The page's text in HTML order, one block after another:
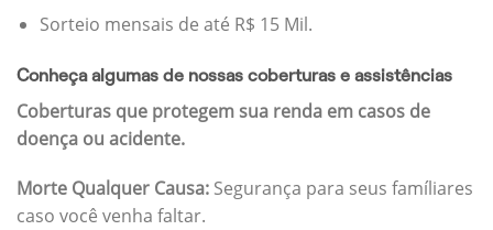
Sorteio mensais de até R$ 15 Mil.
Conheça algumas de nossas coberturas e assistências
Coberturas que protegem sua renda em casos de
doença ou acidente.
Morte Qualquer Causa: Segurança para seus famíliares
caso você venha faltar.